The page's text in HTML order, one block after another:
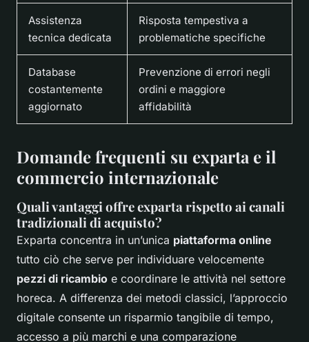
Assistenza
tecnica dedicata
Risposta tempestiva a
problematiche specifiche
Database
costantemente
aggiornato
Prevenzione di errori negli
ordini e maggiore
affidabilità
Domande frequenti su exparta e il
commercio internazionale
Quali vantaggi offre exparta rispetto ai canali
tradizionali di acquisto?
Exparta concentra in un’unica piattaforma online
tutto ciò che serve per individuare velocemente
pezzi di ricambio e coordinare le attività nel settore
horeca. A differenza dei metodi classici, l’approccio
digitale consente un risparmio tangibile di tempo,
accesso a più marchi e una comparazione